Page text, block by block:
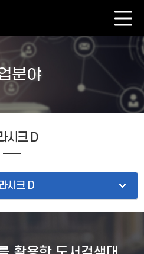
분야
시크 D
시크 D